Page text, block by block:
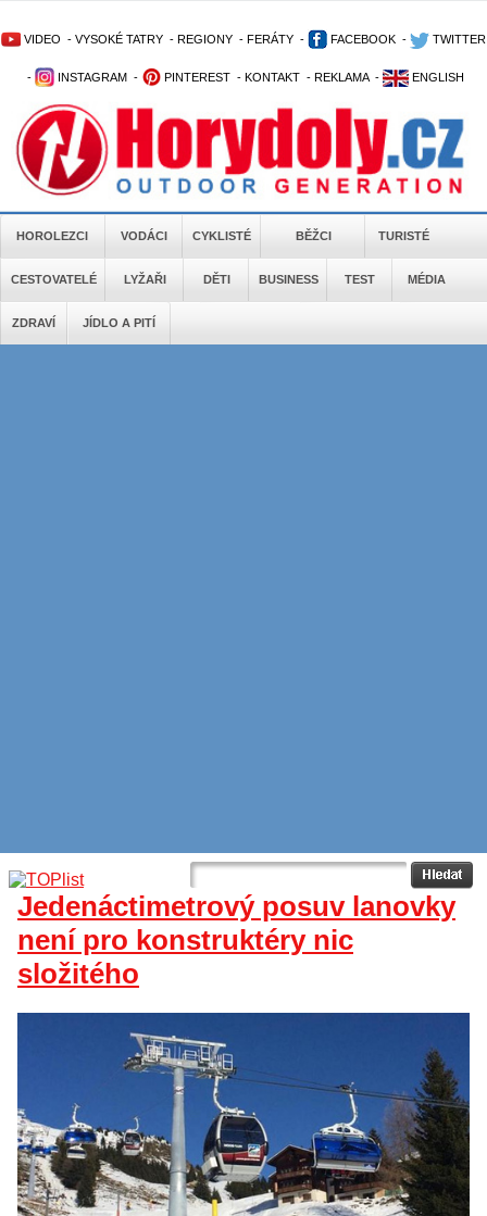
VIDEO - VYSOKÉ TATRY - REGIONY - FERÁTY - FACEBOOK - TWITTER
- INSTAGRAM - PINTEREST - KONTAKT - REKLAMA - ENGLISH
HOROLEZCI VODÁCI CYKLISTÉ BĚŽCI TURISTÉ
CESTOVATELÉ LYŽAŘI DĚTI BUSINESS TEST MÉDIA
ZDRAVÍ JÍDLO A PITÍ
Jedenáctimetrový posuv lanovky
není pro konstruktéry nic
složitého